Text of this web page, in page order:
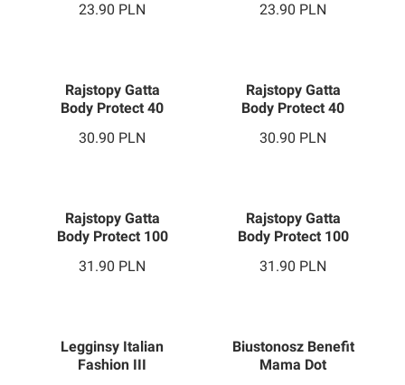
23.90 PLN
23.90 PLN
Rajstopy Gatta
Body Protect 40
30.90 PLN
Rajstopy Gatta
Body Protect 40
30.90 PLN
Rajstopy Gatta
Body Protect 100
Den
31.90 PLN
Rajstopy Gatta
Body Protect 100
Den
31.90 PLN
Fashion III
trymestr
65.90PLN
Mama Dot
99.00PLN